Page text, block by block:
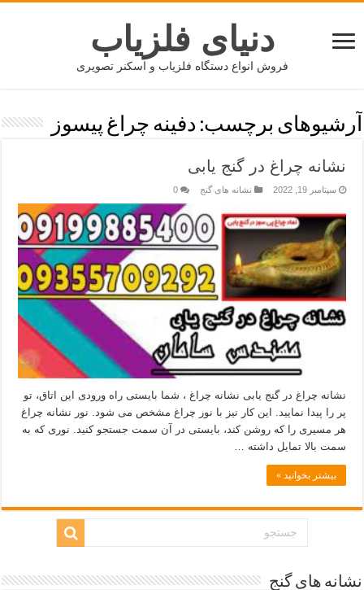
دنیای فلزیاب
فروش انواع دستگاه فلزیاب و اسکنر تصویری
آرشیوهای برچسب: دفینه چراغ پیسوز
نشانه چراغ در گنج یابی
سپتامبر 19, 2022 نشانه های گنج 0
نشانه چراغ در گنج یابی نشانه چراغ ، شما بایستی راه ورودی این اتاق، تو
پر را پیدا نمایید. این کار نیز با نور چراغ مشخص می شود. نور نشانه چراغ
هر مسیری را که روشن کند، بایستی در آن سمت جستجو کنید. نوری که به
سمت بالا تمایل داشته …
بیشتر بخوانید »
نشانه های گنج